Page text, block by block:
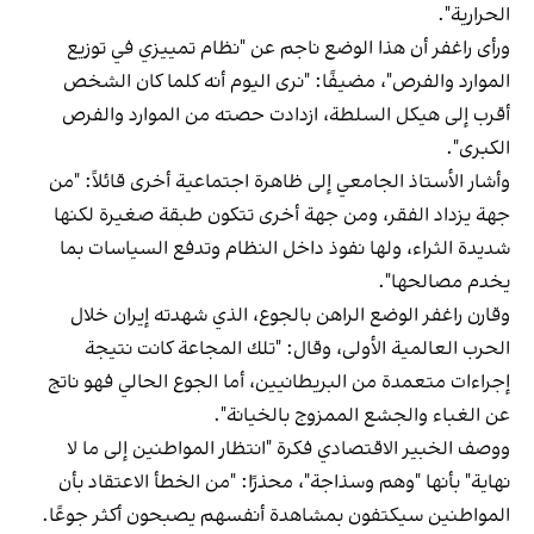
الحرارية".
ورأى راغفر أن هذا الوضع ناجم عن "نظام تمييزي في توزيع
الموارد والفرص"، مضيفًا: "نرى اليوم أنه كلما كان الشخص
أقرب إلى هيكل السلطة، ازدادت حصته من الموارد والفرص
الكبرى".
وأشار الأستاذ الجامعي إلى ظاهرة اجتماعية أخرى قائلاً: "من
جهة يزداد الفقر، ومن جهة أخرى تتكون طبقة صغيرة لكنها
شديدة الثراء، ولها نفوذ داخل النظام وتدفع السياسات بما
يخدم مصالحها".
وقارن راغفر الوضع الراهن بالجوع، الذي شهدته إيران خلال
الحرب العالمية الأولى، وقال: "تلك المجاعة كانت نتيجة
إجراءات متعمدة من البريطانيين، أما الجوع الحالي فهو ناتج
عن الغباء والجشع الممزوج بالخيانة".
ووصف الخبير الاقتصادي فكرة "انتظار المواطنين إلى ما لا
نهاية" بأنها "وهم وسذاجة"، محذرًا: "من الخطأ الاعتقاد بأن
المواطنين سيكتفون بمشاهدة أنفسهم يصبحون أكثر جوعًا.